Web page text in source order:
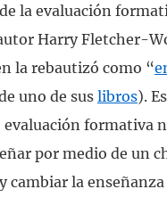
la evaluación
Harry Fletcher-
la rebautizó como “
uno de suslibros).
formativa
por medio de un
cambiar la